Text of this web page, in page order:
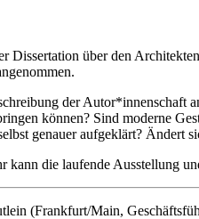
Dissertation über den
der
können? Sind moderne
genauer aufgeklärt?
kann die laufende Ausstellung
(Frankfurt/Main,